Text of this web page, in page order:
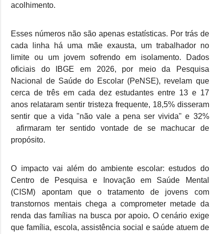
acolhimento.
Esses números não são apenas estatísticas. Por trás de
cada linha há uma mãe exausta, um trabalhador no
limite ou um jovem sofrendo em isolamento. Dados
oficiais do IBGE em 2026, por meio da Pesquisa
Nacional de Saúde do Escolar (PeNSE), revelam que
cerca de três em cada dez estudantes entre 13 e 17
anos relataram sentir tristeza frequente, 18,5% disseram
sentir que a vida "não vale a pena ser vivida" e 32%
afirmaram ter sentido vontade de se machucar de
propósito.
O impacto vai além do ambiente escolar: estudos do
Centro de Pesquisa e Inovação em Saúde Mental
(CISM) apontam que o tratamento de jovens com
transtornos mentais chega a comprometer metade da
renda das famílias na busca por apoio. O cenário exige
que família, escola, assistência social e saúde atuem de